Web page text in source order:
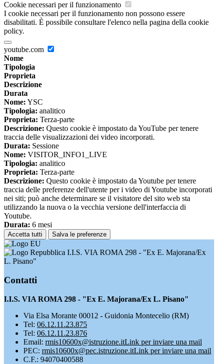
Cookie necessari per il funzionamento
I cookie necessari per il funzionamento non possono essere
disabilitati. È possibile consultare l'elenco nella pagina della cookie
policy.
youtube.com
Nome
Tipologia
Proprieta
Descrizione
Durata
Nome: YSC
Tipologia: analitico
Proprieta: Terza-parte
Descrizione: Questo cookie è impostato da YouTube per tenere
traccia delle visualizzazioni dei video incorporati.
Durata: Sessione
Nome: VISITOR_INFO1_LIVE
Tipologia: analitico
Proprieta: Terza-parte
Descrizione: Questo cookie è impostato da Youtube per tenere
traccia delle preferenze dell'utente per i video di Youtube incorporati
nei siti; può anche determinare se il visitatore del sito web sta
utilizzando la nuova o la vecchia versione dell'interfaccia di
Youtube.
Durata: 6 mesi
Accetta tutti Salva le preferenze
I.I.S. VIA ROMA 298 - "Ex E. Majorana/Ex
L. Pisano"
Contatti
I.I.S. VIA ROMA 298 - "Ex E. Majorana/Ex L. Pisano"
Via Elsa Morante 00012 - Guidonia Montecelio (RM)
Tel: 06.12.11.23.875
Tel: 06.12.11.23.876
Email: rmis10600x@istruzione.itLink per inviare una mail
PEC: rmis10600x@pec.istruzione.itLink per inviare una mail
C.F.: 94070400588